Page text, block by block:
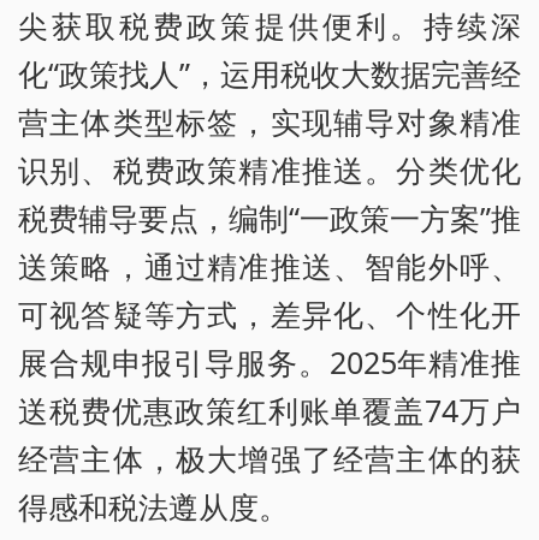
尖获取税费政策提供便利。持续深
化“政策找人”，运用税收大数据完善经
营主体类型标签，实现辅导对象精准
识别、税费政策精准推送。分类优化
税费辅导要点，编制“一政策一方案”推
送策略，通过精准推送、智能外呼、
可视答疑等方式，差异化、个性化开
展合规申报引导服务。2025年精准推
送税费优惠政策红利账单覆盖74万户
经营主体，极大增强了经营主体的获
得感和税法遵从度。